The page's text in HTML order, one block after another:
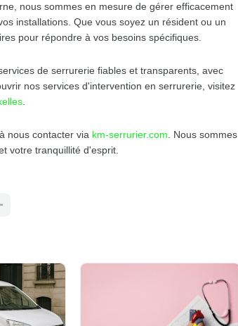
nous sommes en mesure de gérer efficacement
installations. Que vous soyez un résident ou un
pour répondre à vos besoins spécifiques.
de serrurerie fiables et transparents, avec
nos services d'intervention en serrurerie, visitez
nous contacter via km-serrurier.com . Nous sommes
votre tranquillité d'esprit.